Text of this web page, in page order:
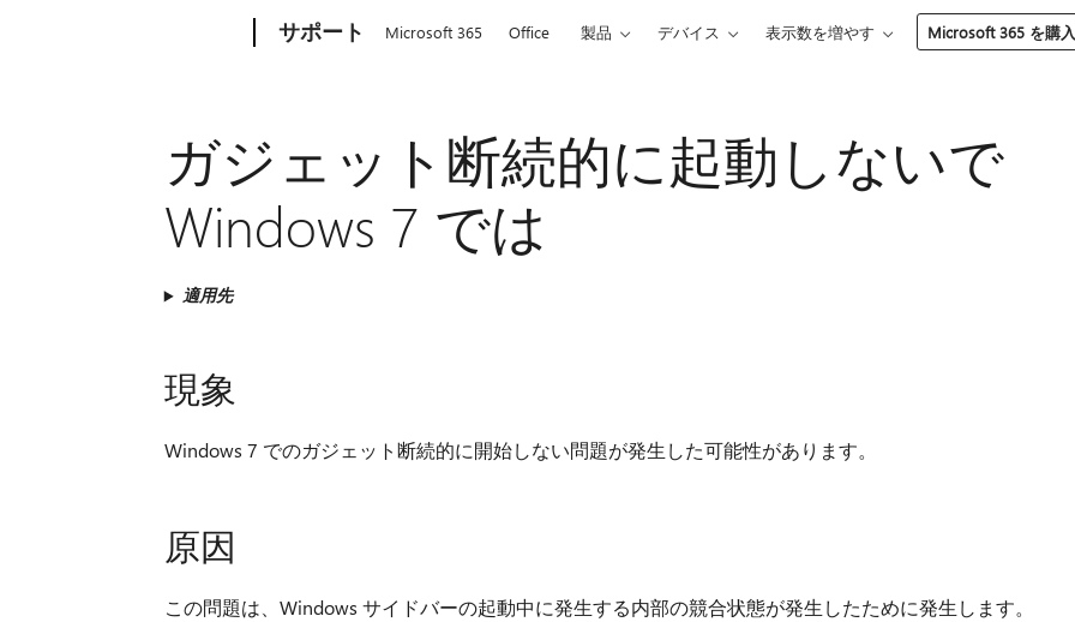
サポート Microsoft 365 Office 製品 デバイス 表示数を増やす Microsoft 365 を購
ガジェット断続的に起動しないで
Windows 7 では
適用先
現象
Windows 7 でのガジェット断続的に開始しない問題が発生した可能性があります。
原因
この問題は、Windows サイドバーの起動中に発生する内部の競合状態が発生したために発生します。